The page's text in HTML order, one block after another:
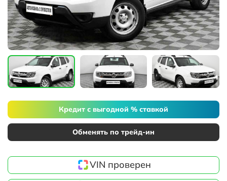
Кредит с выгодной % ставкой
Обменять по трейд-ин
VIN проверен